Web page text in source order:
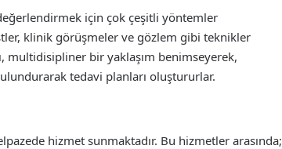
için çok çeşitli yöntemler
klinik görüşmeler ve gözlem gibi teknikler
multidisipliner bir yaklaşım benimseyerek,
tedavi planları oluştururlar.
hizmet sunmaktadır. Bu hizmetler arasında;